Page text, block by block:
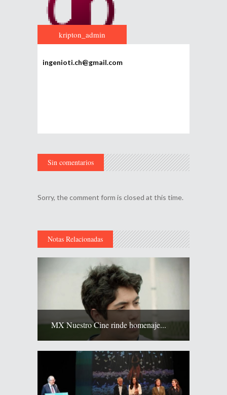
kripton_admin
ingenioti.ch@gmail.com
Sin comentarios
Sorry, the comment form is closed at this time.
Notas Relacionadas
MX Nuestro Cine rinde homenaje...